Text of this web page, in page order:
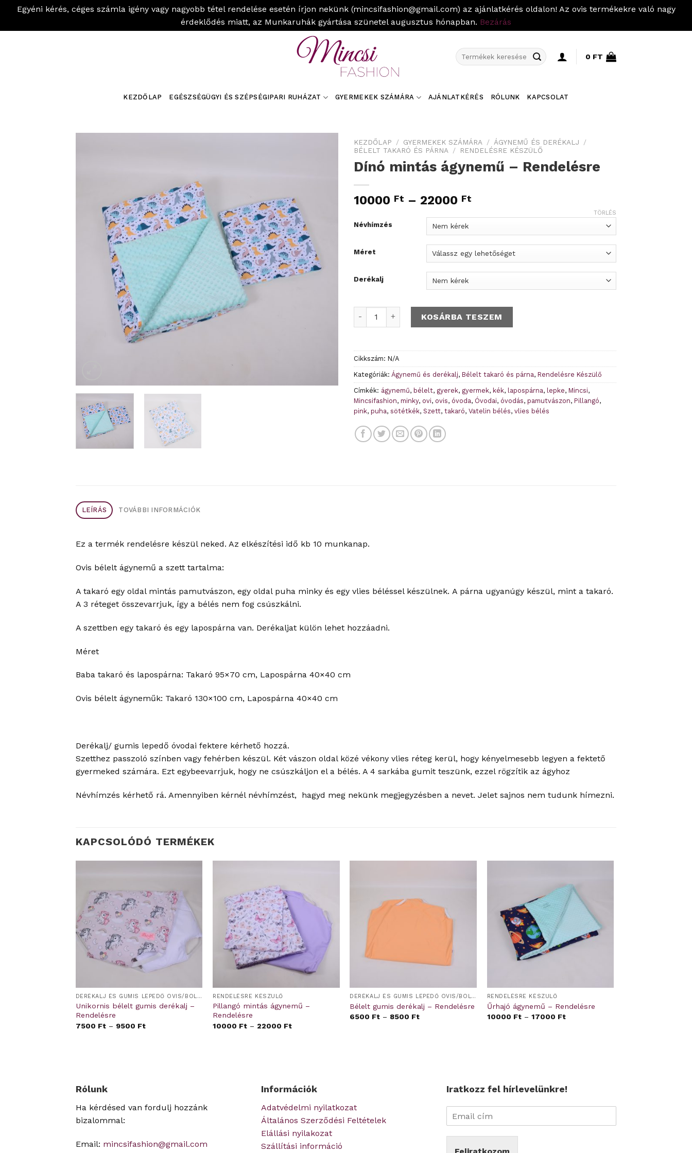
Egyéni kérés, céges számla igény vagy nagyobb tétel rendelése esetén írjon nekünk (mincsifashion@gmail.com) az ajánlatkérés oldalon! Az ovis termékekre való nagy
érdeklődés miatt, az Munkaruhák gyártása szünetel augusztus hónapban. Bezárás
Keresés
a
0 FT
KEZDŐLAP EGÉSZSÉGÜGYI ÉS SZÉPSÉGIPARI RUHÁZAT GYERMEKEK SZÁMÁRA AJÁNLATKÉRÉS RÓLUNK KAPCSOLAT
KEZDŐLAP / GYERMEKEK SZÁMÁRA / ÁGYNEMŰ ÉS DERÉKALJ
/
BÉLELT TAKARÓ ÉS PÁRNA
/ RENDELÉSRE KÉSZÜLŐ
Dínó mintás ágynemű – Rendelésre
10000 Ft – 22000 Ft
Névhímzés
Méret
Derékalj
TÖRLÉS
Dínó mintás ágynemű - Rendelésre mennyiség
KOSÁRBA TESZEM
Cikkszám: N/A
Kategóriák: Ágynemű és derékalj, Bélelt takaró és párna, Rendelésre Készülő
Címkék: ágynemű, bélelt, gyerek, gyermek, kék, lapospárna, lepke, Mincsi,
Mincsifashion, minky, ovi, ovis, óvoda, Óvodai, óvodás, pamutvászon, Pillangó,
pink, puha, sötétkék, Szett, takaró, Vatelin bélés, vlies bélés
LEÍRÁS TOVÁBBI INFORMÁCIÓK
Ez a termék rendelésre készül neked. Az elkészítési idő kb 10 munkanap.
Ovis bélelt ágynemű a szett tartalma:
A takaró egy oldal mintás pamutvászon, egy oldal puha minky és egy vlies béléssel készülnek. A párna ugyanúgy készül, mint a takaró.
A 3 réteget összevarrjuk, így a bélés nem fog csúszkálni.
A szettben egy takaró és egy lapospárna van. Derékaljat külön lehet hozzáadni.
Méret
Baba takaró és lapospárna: Takaró 95×70 cm, Lapospárna 40×40 cm
Ovis bélelt ágyneműk: Takaró 130×100 cm, Lapospárna 40×40 cm
Derékalj/ gumis lepedő óvodai fektere kérhető hozzá.
Szetthez passzoló színben vagy fehérben készül. Két vászon oldal közé vékony vlies réteg kerül, hogy kényelmesebb legyen a fektető
gyermeked számára. Ezt egybeevarrjuk, hogy ne csúszkáljon el a bélés. A 4 sarkába gumit teszünk, ezzel rögzítik az ágyhoz
Névhímzés kérhető rá. Amennyiben kérnél névhímzést, hagyd meg nekünk megjegyzésben a nevet. Jelet sajnos nem tudunk hímezni.
KAPCSOLÓDÓ TERMÉKEK
DERÉKALJ ÉS GUMIS LEPEDŐ OVIS/BÖLCSIS FEKTETŐRE
Unikornis bélelt gumis derékalj –
Rendelésre
7500 Ft– 9500 Ft
RENDELÉSRE KÉSZÜLŐ
Pillangó mintás ágynemű –
Rendelésre
10000 Ft – 22000 Ft
DERÉKALJ ÉS GUMIS LEPEDŐ OVIS/BÖLCSIS FEKTETŐRE
Bélelt gumis derékalj – Rendelésre
6500 Ft – 8500 Ft
RENDELÉSRE KÉSZÜLŐ
Űrhajó ágynemű – Rendelésre
10000 Ft– 17000 Ft
Rólunk
Ha kérdésed van fordulj hozzánk
bizalommal:
Email: mincsifashion@gmail.com
Információk
Adatvédelmi nyilatkozat
Általános Szerződési Feltételek
Elállási nyilakozat
Szállítási információ
Iratkozz fel hírlevelünkre!